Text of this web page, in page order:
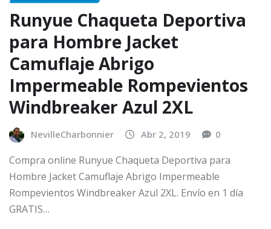
Runyue Chaqueta Deportiva
para Hombre Jacket
Camuflaje Abrigo
Impermeable Rompevientos
Windbreaker Azul 2XL
NevilleCharbonnier Abr 2, 2019 0
Compra online Runyue Chaqueta Deportiva para
Hombre Jacket Camuflaje Abrigo Impermeable
Rompevientos Windbreaker Azul 2XL. Envío en 1 día
GRATIS…